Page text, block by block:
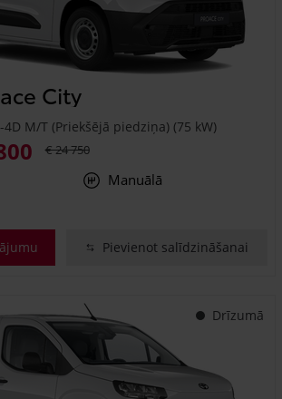
City
M/T (Priekšējā piedziņa) (75 kW)
€ 24 750
Manuālā
Pievienot salīdzināšanai
Drīzumā